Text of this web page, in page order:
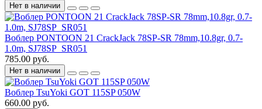
Нет в наличии
Воблер PONTOON 21 CrackJack 78SP-SR 78mm,10.8gr, 0.7-
1.0m, SJ78SP_SR051
785.00 руб.
Нет в наличии
Воблер TsuYoki GOT 115SP 050W
660.00 руб.